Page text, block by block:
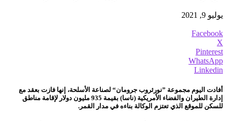
يوليو 9, 2021
Facebook
X
Pinterest
WhatsApp
Linkedin
أفادت اليوم مجموعة ”نورثروب جرومان“ لصناعة الأسلحة، إنها فازت بعقد مع
إدارة الطيران والفضاء الأمريكية (ناسا) بقيمة 935 مليون دولار لإقامة مناطق
للسكن للموقع الذي تعتزم الوكالة بناءه في مدار القمر.